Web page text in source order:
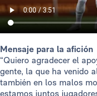
Mensaje para la afición
“Quiero agradecer el
gente, la que ha venido
también en los malos
estamos juntos